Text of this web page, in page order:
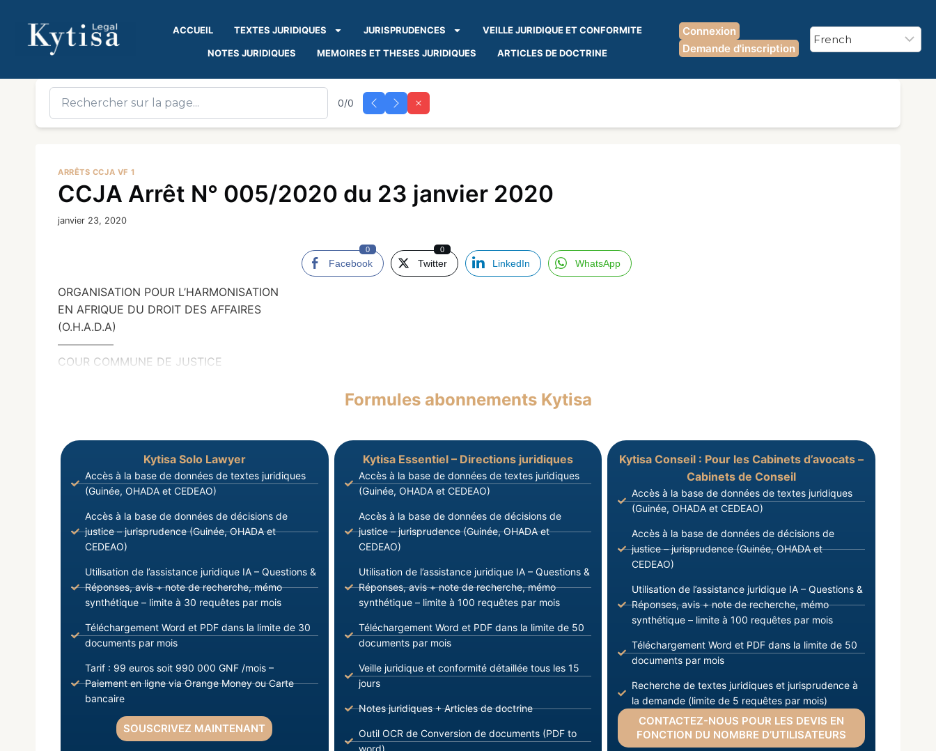
ACCUEIL TEXTES JURIDIQUES JURISPRUDENCES VEILLE JURIDIQUE ET CONFORMITE
NOTES JURIDIQUES MEMOIRES ET THESES JURIDIQUES ARTICLES DE DOCTRINE
Connexion
Demande d'inscription
0/0
ARRÊTS CCJA VF 1
CCJA Arrêt N° 005/2020 du 23 janvier 2020
janvier 23, 2020
Facebook
0
Twitter
0
LinkedIn WhatsApp
ORGANISATION POUR L’HARMONISATION
EN AFRIQUE DU DROIT DES AFFAIRES
(O.H.A.D.A)
—————
COUR COMMUNE DE JUSTICE
Formules abonnements Kytisa
Kytisa Solo Lawyer
Accès à la base de données de textes juridiques
(Guinée, OHADA et CEDEAO)
Accès à la base de données de décisions de
justice – jurisprudence (Guinée, OHADA et
CEDEAO)
Utilisation de l’assistance juridique IA – Questions &
Réponses, avis + note de recherche, mémo
synthétique – limite à 30 requêtes par mois
Téléchargement Word et PDF dans la limite de 30
documents par mois
Tarif : 99 euros soit 990 000 GNF /mois –
Paiement en ligne via Orange Money ou Carte
bancaire
SOUSCRIVEZ MAINTENANT
Kytisa Essentiel – Directions juridiques
Accès à la base de données de textes juridiques
(Guinée, OHADA et CEDEAO)
Accès à la base de données de décisions de
justice – jurisprudence (Guinée, OHADA et
CEDEAO)
Utilisation de l’assistance juridique IA – Questions &
Réponses, avis + note de recherche, mémo
synthétique – limite à 100 requêtes par mois
Téléchargement Word et PDF dans la limite de 50
documents par mois
Veille juridique et conformité détaillée tous les 15
jours
Notes juridiques + Articles de doctrine
Outil OCR de Conversion de documents (PDF to
Kytisa Conseil : Pour les Cabinets d’avocats –
Cabinets de Conseil
Accès à la base de données de textes juridiques
(Guinée, OHADA et CEDEAO)
Accès à la base de données de décisions de
justice – jurisprudence (Guinée, OHADA et
CEDEAO)
Utilisation de l’assistance juridique IA – Questions &
Réponses, avis + note de recherche, mémo
synthétique – limite à 100 requêtes par mois
Téléchargement Word et PDF dans la limite de 50
documents par mois
Recherche de textes juridiques et jurisprudence à
la demande (limite de 5 requêtes par mois)
CONTACTEZ-NOUS POUR LES DEVIS EN
FONCTION DU NOMBRE D’UTILISATEURS